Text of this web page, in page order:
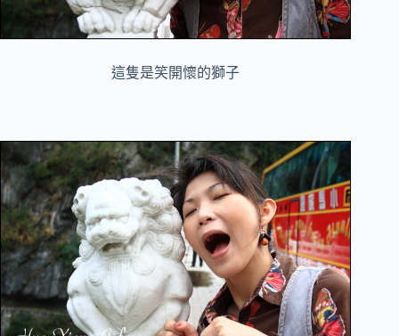
這隻是笑開懷的獅子